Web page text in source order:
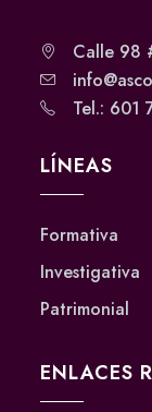
Calle 98
Tel.: 601
LÍNEAS
Formativa
Investigativa
Patrimonial
ENLACES